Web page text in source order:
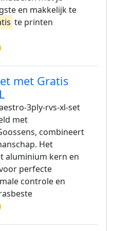
en makkelijk te
te printen
met Gratis
3ply-rvs-xl-set
met
combineert
Het
aluminium kern en
perfecte
controle en